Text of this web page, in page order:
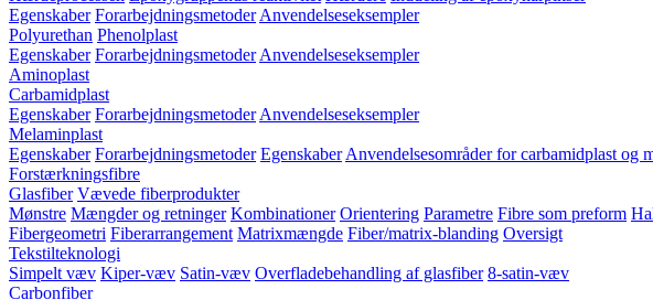
Egenskaber Forarbejdningsmetoder Anvendelseseksempler
Polyurethan Phenolplast
Egenskaber Forarbejdningsmetoder Anvendelseseksempler
Aminoplast
Carbamidplast
Egenskaber Forarbejdningsmetoder Anvendelseseksempler
Melaminplast
Egenskaber Forarbejdningsmetoder Egenskaber Anvendelsesområder for carbamidplast og
Forstærkningsfibre
Glasfiber Vævede fiberprodukter
Mønstre Mængder og retninger Kombinationer Orientering Parametre Fibre som preform
Fibergeometri Fiberarrangement Matrixmængde Fiber/matrix-blanding Oversigt
Tekstilteknologi
Simpelt væv Kiper-væv Satin-væv Overfladebehandling af glasfiber 8-satin-væv
Carbonfiber